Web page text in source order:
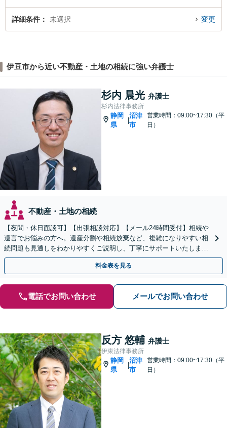
詳細条件 未選択 変更
伊豆市から近い不動産・土地の相続に強い弁護士
杉内 晨光 弁護士
杉内法律事務所
静岡
県
|
沼津
市
営業時間：09:00~17:30（平
日）
不動産・土地の相続
【夜間・休日面談可】【出張相談対応】【メール24時間受付】相続や
遺言でお悩みの方へ。遺産分割や相続放棄など、複雑になりやすい相
続問題も見通しをわかりやすくご説明し、丁寧にサポートいたしま
す。
料金表を見る
電話でお問い合わせ メールでお問い合わせ
反方 悠輔 弁護士
伊東法律事務所
静岡
県
|
沼津
市
営業時間：09:00~17:30（平
日）